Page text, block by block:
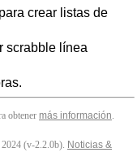
para crear listas de
scrabble línea
obtener más información.
(v-2.2.0b). Noticias &